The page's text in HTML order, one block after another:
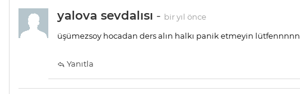
yalova sevdalısı - bir yıl önce
üşümezsoy hocadan ders alın halkı panik etmeyin lütfennnnn
Yanıtla